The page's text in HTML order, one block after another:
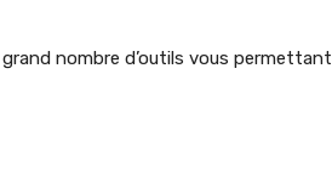
nombre d’outils vous permettant